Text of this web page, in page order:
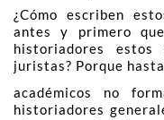
¿Cómo escriben
antes y primero
historiadores estos
juristas? Porque
académicos no
historiadores